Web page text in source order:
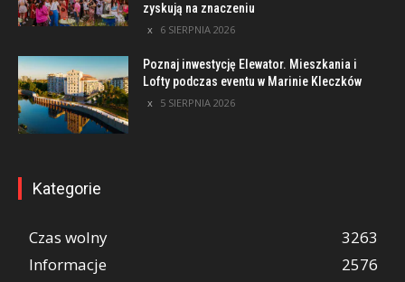
zyskują na znaczeniu
6 SIERPNIA 2026
Poznaj inwestycję Elewator. Mieszkania i
Lofty podczas eventu w Marinie Kleczków
5 SIERPNIA 2026
Kategorie
Czas wolny
3263
Informacje
2576